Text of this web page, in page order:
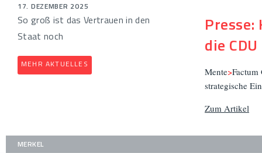
17. DEZEMBER 2025
So groß ist das Vertrauen in den
Staat noch
MEHR AKTUELLES
die CDU
Mente>Factum
strategische
Zum Artikel
MERKEL